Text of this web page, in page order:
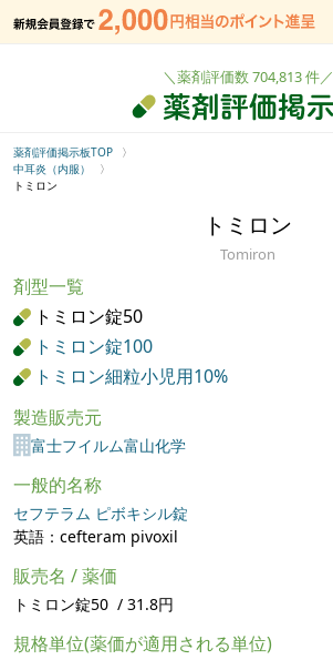
＼薬剤評価数 704,813 件／
薬剤評価掲示板TOP
中耳炎（内服）
トミロン
トミロン
Tomiron
剤型一覧
トミロン錠50
トミロン錠100
トミロン細粒小児用10%
製造販売元
富士フイルム富山化学
一般的名称
セフテラム ピボキシル錠
英語：cefteram pivoxil
販売名 / 薬価
トミロン錠50 / 31.8円
規格単位(薬価が適用される単位)